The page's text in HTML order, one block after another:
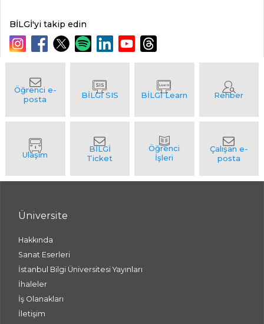
BİLGİ'yi takip edin
Üniversite
Hakkında
Sanat Eserleri
İstanbul Bilgi Üniversitesi Yayınları
İhaleler
İş Olanakları
İletişim